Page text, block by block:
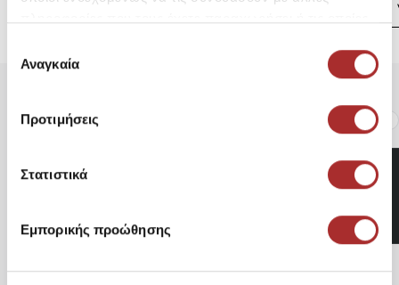
των υπηρεσιών τους.
συγκατάθεσης
Αναγκαία
Προτιμήσεις
Στατιστικά
Εμπορικής προώθησης
Είδατε Πρόσφατα